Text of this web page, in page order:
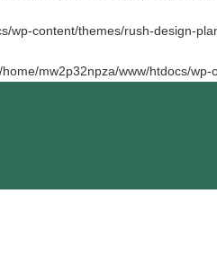
wp-content/themes/rush-design-
mw2p32npza/www/htdocs/